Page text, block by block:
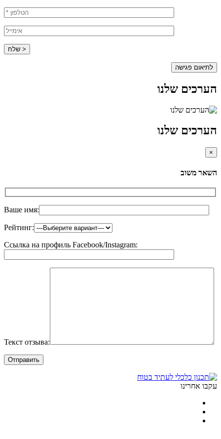
לתיאום פגישה
הערכים שלנו
הערכים שלנו
×
השאר משוב
Ваше имя:
Рейтинг:
Ссылка на профиль Facebook/Instagram:
Текст отзыва:
עקבו אחרינו